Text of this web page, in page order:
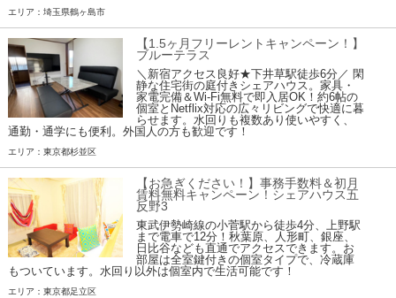
エリア：埼玉県鶴ヶ島市
【1.5ヶ月フリーレントキャンペーン！】
ブルーテラス
＼新宿アクセス良好★下井草駅徒歩6分／ 閑
静な住宅街の庭付きシェアハウス。家具・
家電完備＆Wi-Fi無料で即入居OK！約6帖の
個室とNetflix対応の広々リビングで快適に暮
らせます。水回りも複数あり使いやすく、
通勤・通学にも便利。外国人の方も歓迎です！
エリア：東京都杉並区
【お急ぎください！】事務手数料＆初月
賃料無料キャンペーン！シェアハウス五
反野3
東武伊勢崎線の小菅駅から徒歩4分、上野駅
まで電車で12分！秋葉原、人形町、銀座、
日比谷なども直通でアクセスできます。お
部屋は全室鍵付きの個室タイプで、冷蔵庫
もついています。水回り以外は個室内で生活可能です！
エリア：東京都足立区